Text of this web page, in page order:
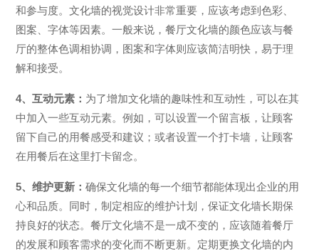
和参与度。文化墙的视觉设计非常重要，应该考虑到色彩、
图案、字体等因素。一般来说，餐厅文化墙的颜色应该与餐
厅的整体色调相协调，图案和字体则应该简洁明快，易于理
解和接受。
4、互动元素： 为了增加文化墙的趣味性和互动性，可以在其
中加入一些互动元素。例如，可以设置一个留言板，让顾客
留下自己的用餐感受和建议；或者设置一个打卡墙，让顾客
在用餐后在这里打卡留念。
5、维护更新：确保文化墙的每一个细节都能体现出企业的用
心和品质。同时，制定相应的维护计划，保证文化墙长期保
持良好的状态。餐厅文化墙不是一成不变的，应该随着餐厅
的发展和顾客需求的变化而不断更新。定期更换文化墙的内